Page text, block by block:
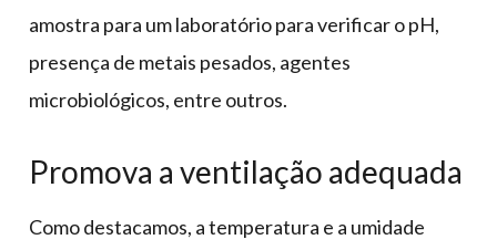
amostra para um laboratório para verificar o pH,
presença de metais pesados, agentes
microbiológicos, entre outros.
Promova a ventilação adequada
Como destacamos, a temperatura e a umidade